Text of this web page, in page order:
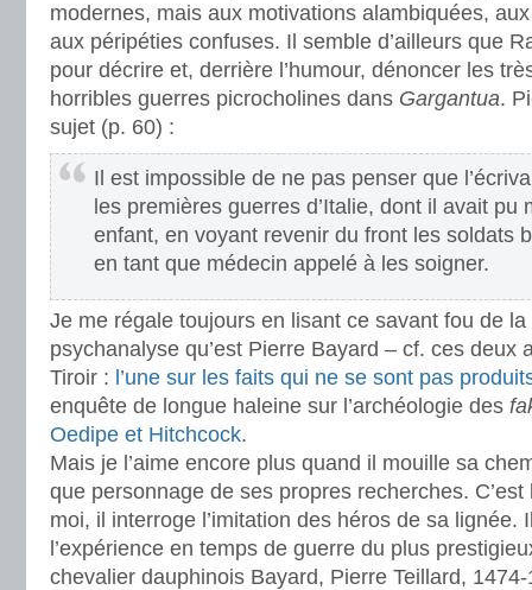
modernes, mais aux motivations alambiquées,
aux péripéties confuses. Il semble d’ailleurs que
pour décrire et, derrière l’humour, dénoncer les
horribles guerres picrocholines dans Gargantua.
sujet (p. 60) :
Il est impossible de ne pas penser que
les premières guerres d’Italie, dont il avait pu
enfant, en voyant revenir du front les soldats
en tant que médecin appelé à les soigner.
Je me régale toujours en lisant ce savant fou de
psychanalyse qu’est Pierre Bayard – cf. ces deux
Tiroir : l’une sur les faits qui ne se sont pas
enquête de longue haleine sur l’archéologie des
Oedipe et Hitchcock.
Mais je l’aime encore plus quand il mouille sa
que personnage de ses propres recherches.
moi, il interroge l’imitation des héros de sa lignée.
l’expérience en temps de guerre du plus
chevalier dauphinois Bayard, Pierre Teillard,